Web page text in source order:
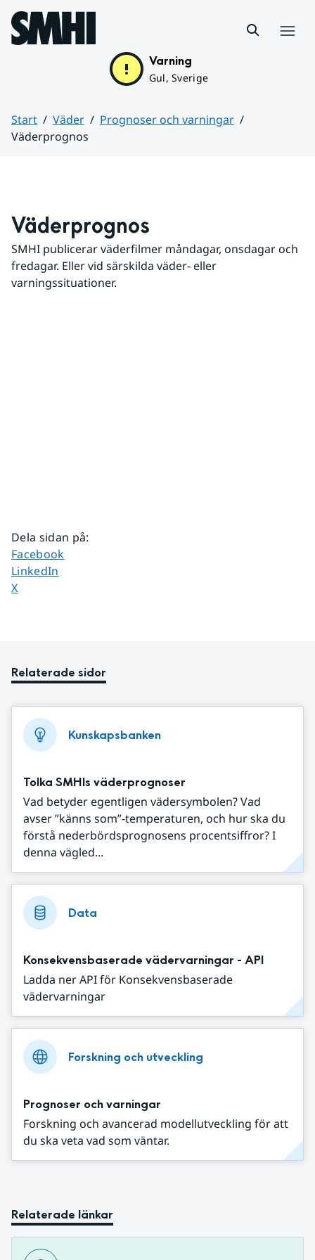
Hoppa till sidans innehåll
Varning
Gul, Sverige
Start Väder
Prognoser och varningar
Väderprognos
Väderprognos
SMHI publicerar väderfilmer måndagar, onsdagar och
fredagar. Eller vid särskilda väder- eller
varningssituationer.
Dela sidan på:
Dela sidan på
Facebook
Dela sidan på
LinkedIn
Dela sidan på
X
Relaterade sidor
Kunskapsbanken
Tolka SMHIs väderprognoser
Vad betyder egentligen vädersymbolen? Vad
avser ”känns som”-temperaturen, och hur ska du
förstå nederbördsprognosens procentsiffror? I
denna vägled...
Data
Konsekvensbaserade vädervarningar - API
Ladda ner API för Konsekvensbaserade
vädervarningar
Forskning och utveckling
Prognoser och varningar
Forskning och avancerad modellutveckling för att
du ska veta vad som väntar.
Relaterade länkar